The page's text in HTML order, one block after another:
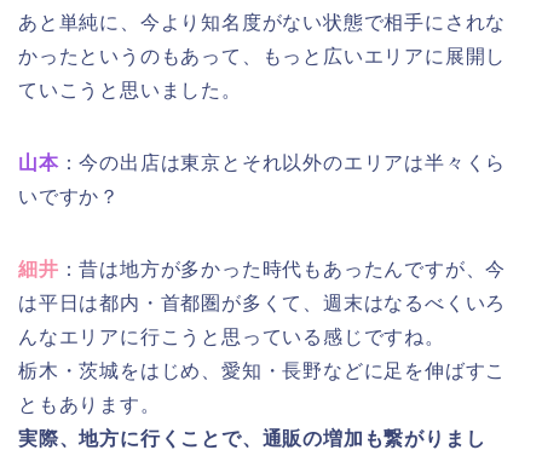
あと単純に、今より知名度がない状態で相手にされな
かったというのもあって、もっと広いエリアに展開し
ていこうと思いました。
山本：今の出店は東京とそれ以外のエリアは半々くら
いですか？
細井 ：昔は地方が多かった時代もあったんですが、今
は平日は都内・首都圏が多くて、週末はなるべくいろ
んなエリアに行こうと思っている感じですね。
栃木・茨城をはじめ、愛知・長野などに足を伸ばすこ
ともあります。
実際、地方に行くことで、通販の増加も繋がりまし